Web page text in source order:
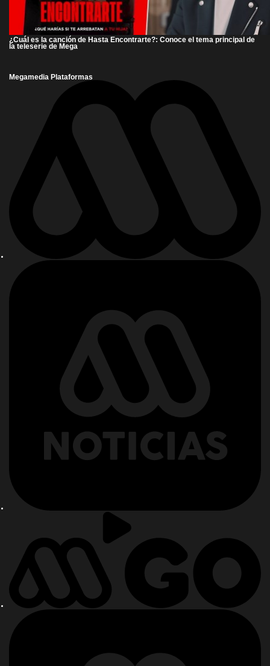
¿Cuál es la canción de Hasta Encontrarte?: Conoce el tema principal de
la teleserie de Mega
Megamedia Plataformas